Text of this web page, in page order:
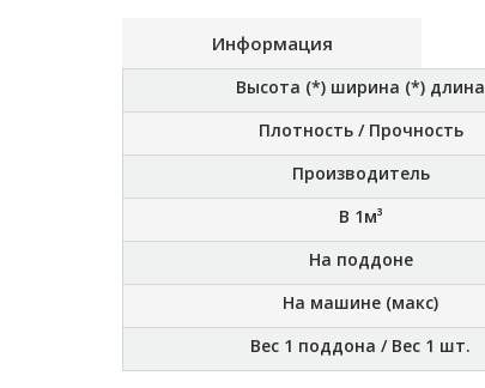
Информация
Высота (*) ширина (*) длина
Плотность / Прочность
Производитель
В 1м³
На поддоне
На машине (макс)
Вес 1 поддона / Вес 1 шт.